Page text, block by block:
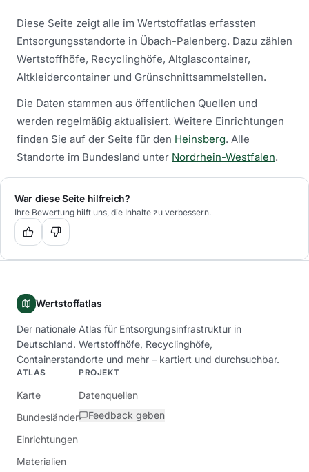
Diese Seite zeigt alle im Wertstoffatlas erfassten
Entsorgungsstandorte in Übach-Palenberg. Dazu zählen
Wertstoffhöfe, Recyclinghöfe, Altglascontainer,
Altkleidercontainer und Grünschnittsammelstellen.
Die Daten stammen aus öffentlichen Quellen und
werden regelmäßig aktualisiert. Weitere Einrichtungen
finden Sie auf der Seite für den Heinsberg. Alle
Standorte im Bundesland unter Nordrhein-Westfalen.
War diese Seite hilfreich?
Ihre Bewertung hilft uns, die Inhalte zu verbessern.
Wertstoffatlas
Der nationale Atlas für Entsorgungsinfrastruktur in
Deutschland. Wertstoffhöfe, Recyclinghöfe,
Containerstandorte und mehr – kartiert und durchsuchbar.
ATLAS
Karte
Bundesländer
Einrichtungen
Materialien
PROJEKT
Datenquellen
Feedback geben